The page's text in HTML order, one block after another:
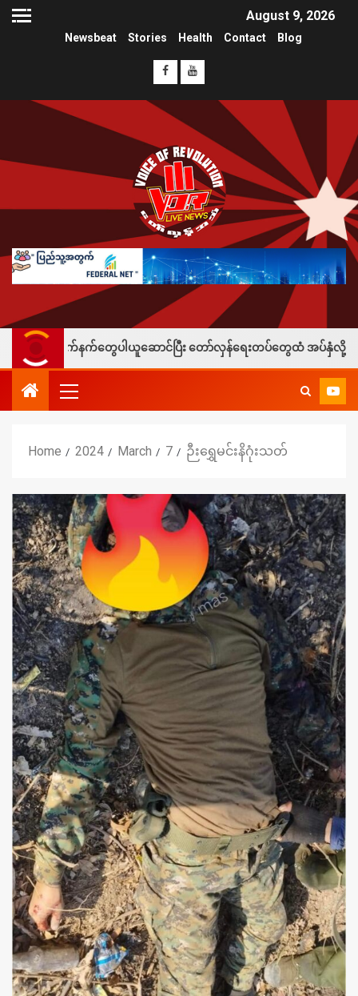
August 9, 2026
Newsbeat Stories Health Contact Blog
ေပါယူဆောင်ပြီး တော်လှန်ရေးတပ်တွေထံ အပ်နှံလို့ သိန်းတစ်ရာချီးမ
Home 2024 March 7 ဉီးရွှေမင်းနိဂုံးသတ်